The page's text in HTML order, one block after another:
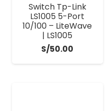
Switch Tp-Link
LS1005 5-Port
10/100 – LiteWave
| LS1005
S/50.00